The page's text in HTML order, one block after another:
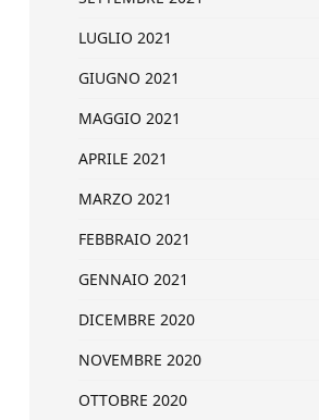
LUGLIO 2021
GIUGNO 2021
MAGGIO 2021
APRILE 2021
MARZO 2021
FEBBRAIO 2021
GENNAIO 2021
DICEMBRE 2020
NOVEMBRE 2020
OTTOBRE 2020